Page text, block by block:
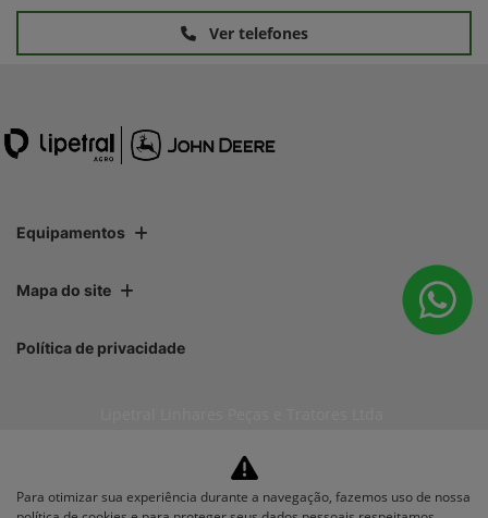
Ver telefones
Equipamentos
Mapa do site
Política de privacidade
CNPJ: 27.733.195/0001-35
Para otimizar sua experiência durante a navegação, fazemos uso de nossa